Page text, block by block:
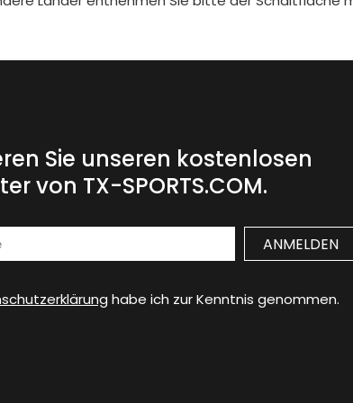
Sie unseren kostenlosen
von TX-SPORTS.COM.
habe ich zur Kenntnis genommen.